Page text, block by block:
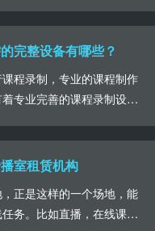
数据办公软件的应用中，
制作，此次教学视频内容
据采集内容讲解两部分，
认识和了解，从短视频中
......
完整设备有哪些？
程录制，专业的课程制作
专业完善的课程录制设
适的录制设备，一套完整
有什么我们具体详细的了
决定着最终成片画面的清
在画面上尤为重要，既展
室租赁机构
正是这样的一个场地，能
务。比如直播，在线课程